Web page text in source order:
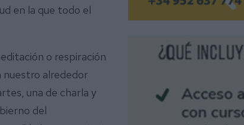
en la que todo el
o respiración
nuestro alrededor
una de charla y
del